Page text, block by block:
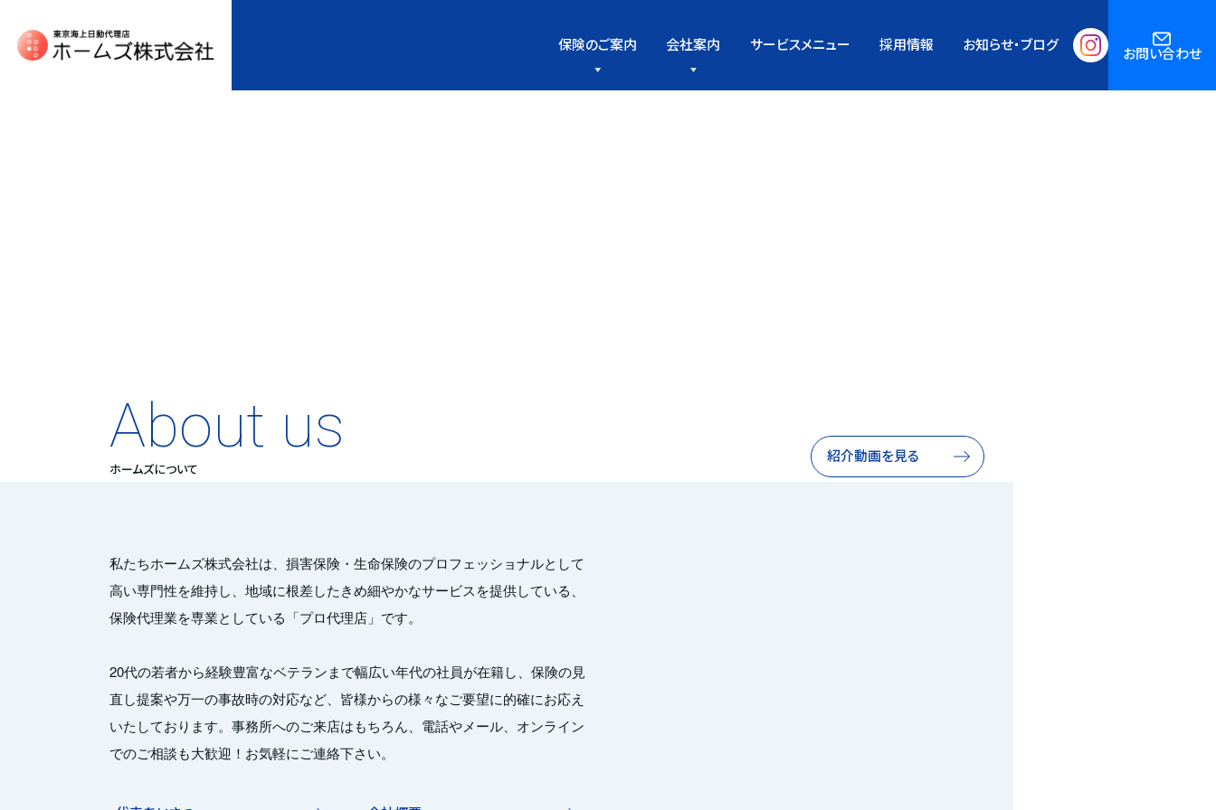
保険のご案内 会社案内 サービスメニュー 採用情報 お知らせ・ブログ お問い合わせ
Home’s Insurance Agency
About us
ホームズについて
私たちホームズ株式会社は、損害保険・生命保険のプロフェッショナルとして
高い専門性を維持し、地域に根差したきめ細やかなサービスを提供している、
保険代理業を専業としている「プロ代理店」です。
20代の若者から経験豊富なベテランまで幅広い年代の社員が在籍し、保険の見
直し提案や万一の事故時の対応など、皆様からの様々なご要望に的確にお応え
いたしております。事務所へのご来店はもちろん、電話やメール、オンライン
でのご相談も大歓迎！お気軽にご連絡下さい。
紹介動画を見る